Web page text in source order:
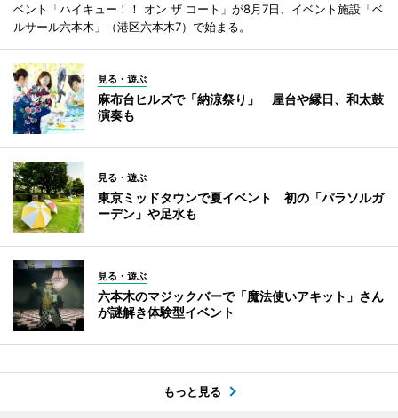
ベント「ハイキュー！！ オン ザ コート」が8月7日、イベント施設「ベ
ルサール六本木」（港区六本木7）で始まる。
見る・遊ぶ
麻布台ヒルズで「納涼祭り」 屋台や縁日、和太鼓
演奏も
見る・遊ぶ
東京ミッドタウンで夏イベント 初の「パラソルガ
ーデン」や足水も
見る・遊ぶ
六本木のマジックバーで「魔法使いアキット」さん
が謎解き体験型イベント
もっと見る